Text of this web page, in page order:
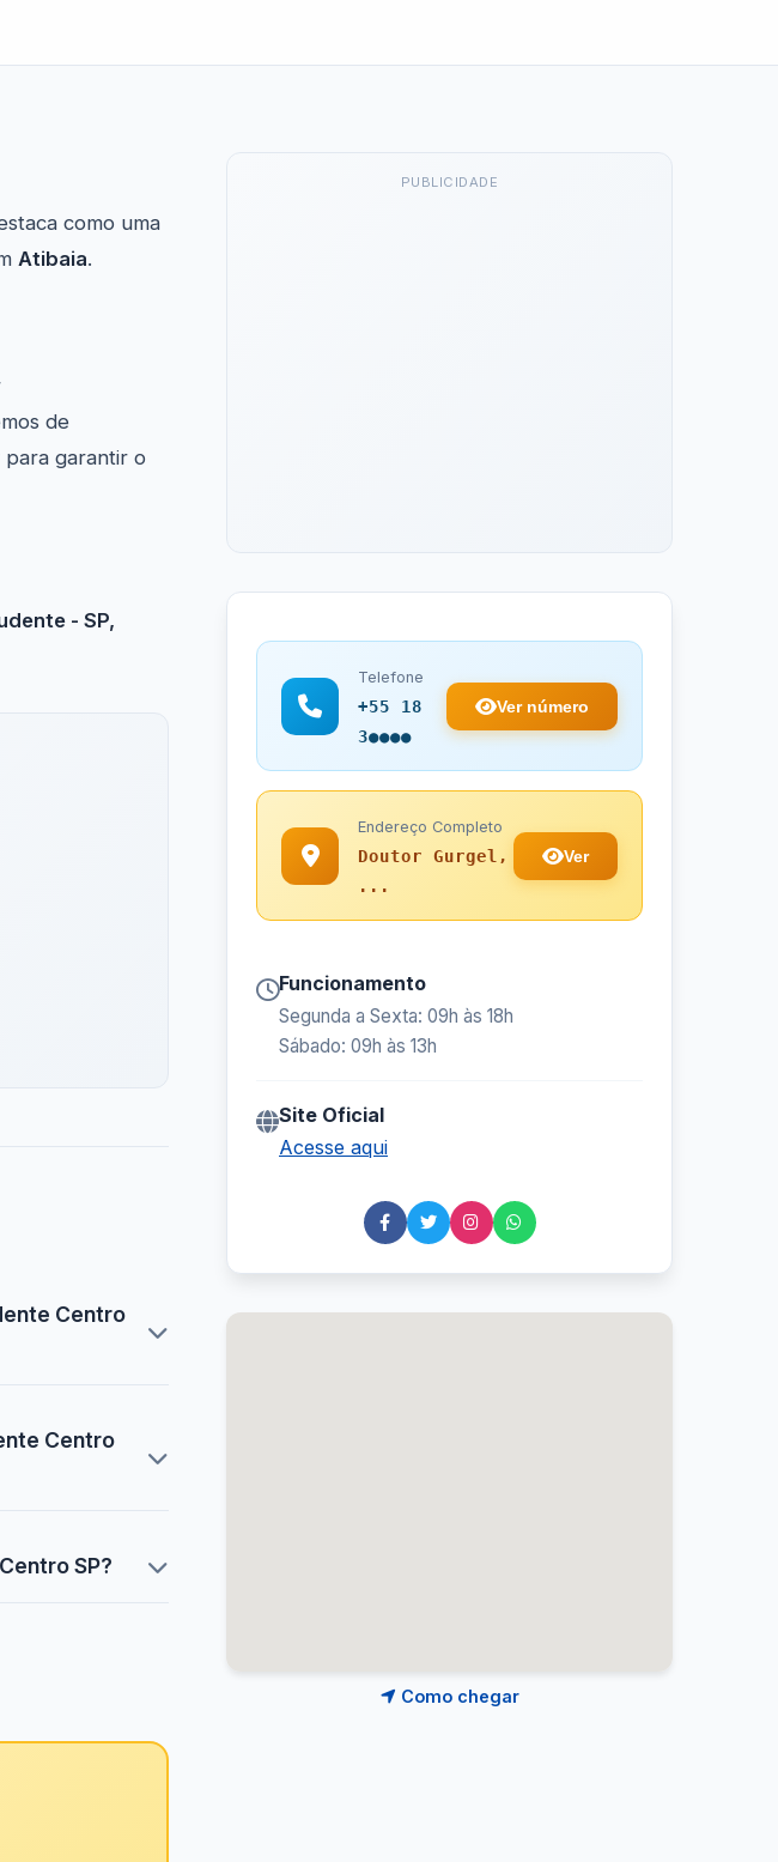
como uma
Atibaia.
de
para garantir o
- SP,
Centro
Centro
SP?
PUBLICIDADE
Telefone
+55 18
3●●●●
Ver número
Endereço Completo
Doutor Gurgel,
...
Ver
Funcionamento
Segunda a Sexta: 09h às 18h
Sábado: 09h às 13h
Site Oficial
Acesse aqui
Como chegar